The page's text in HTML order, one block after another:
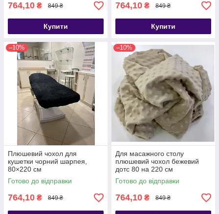
764,10 ₴ 849 ₴
Купити
764,10 ₴ 849 ₴
Купити
–10%
Плюшевий чохол для
кушетки чорний шарпея,
80×220 см
Готово до відправки
764,10 ₴ 849 ₴
–10%
Для масажного столу
плюшевий чохол бежевий
дотс 80 на 220 см
Готово до відправки
764,10 ₴ 849 ₴